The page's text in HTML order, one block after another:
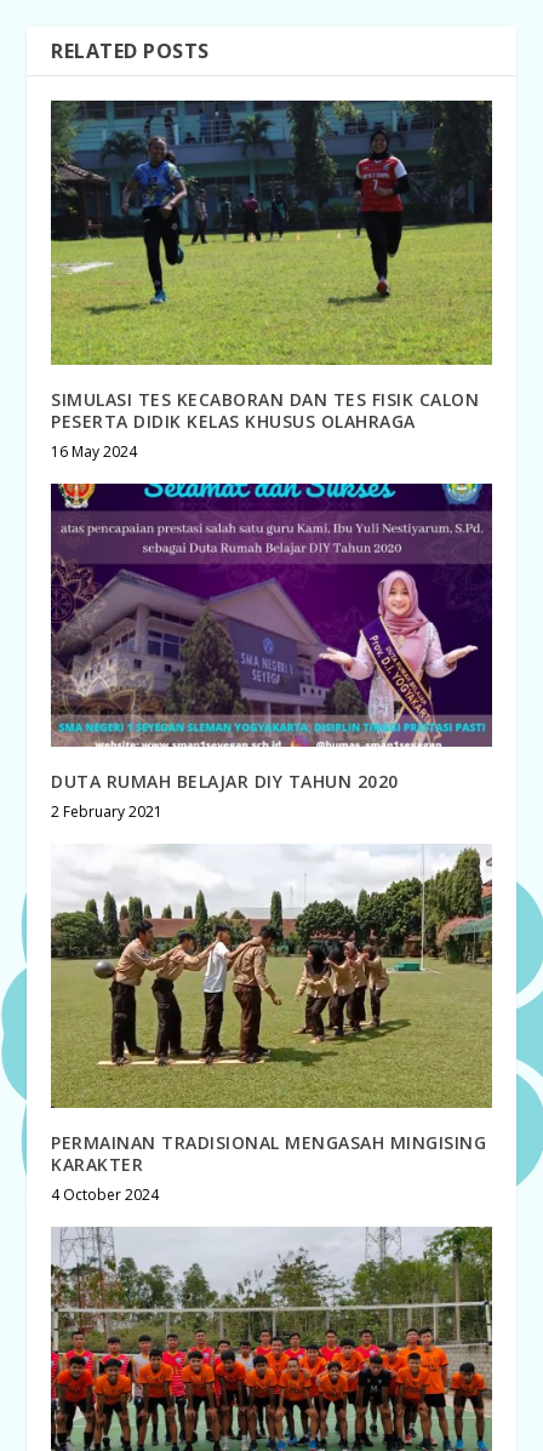
RELATED POSTS
SIMULASI TES KECABORAN DAN TES FISIK CALON
PESERTA DIDIK KELAS KHUSUS OLAHRAGA
16 May 2024
DUTA RUMAH BELAJAR DIY TAHUN 2020
2 February 2021
PERMAINAN TRADISIONAL MENGASAH MINGISING
KARAKTER
4 October 2024